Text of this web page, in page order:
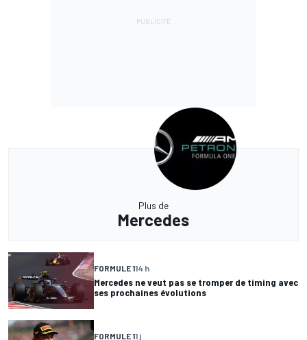
Plus de
Mercedes
FORMULE 114 h
Mercedes ne veut pas se tromper de timing avec
ses prochaines évolutions
FORMULE 11 j